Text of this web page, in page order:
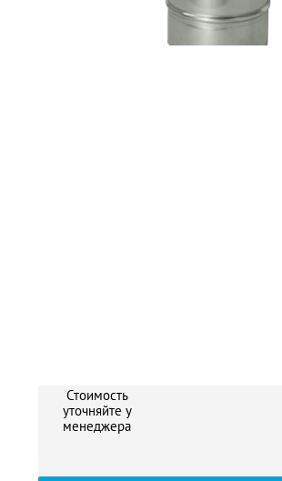
Стоимость
уточняйте у
менеджера